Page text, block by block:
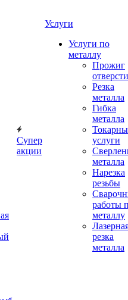
Супер
акции
Услуги
Услуги по
металлу
Прожиг
Резка
металла
Гибка
металла
услуги
металла
Нарезка
резьбы
работы
металлу
резка
металла